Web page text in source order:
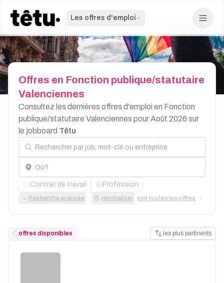
Les offres d'emploi
Offres en Fonction publique/statutaire
Valenciennes
Consultez les dernières offres d'emploi en Fonction
publique/statutaire Valenciennes pour Août 2026 sur
le jobboard Têtu
Rechercher par job, mot-clé ou entreprise
Localisation
Contrat de travail Profession
Recherche avancée réinitialiser voir toutes les offres
offres disponibles les plus pertinents